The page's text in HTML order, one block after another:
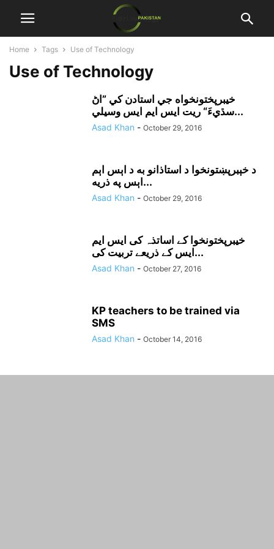
Home Tags Use of Technology
Use of Technology
خيبرپختونخواه جي استادن کي ”اڻ
سڌيءَ“ ريت ايس ايم ايس وسيلي...
Asad Khan - October 29, 2016
د خېبرپښتونخوا د استاذانو به د اېس اېم
اېس په ذريه...
Asad Khan - October 29, 2016
خیبرپختونخوا کے اساتذہ کی ایس ایم
ایس کے ذریعے تربیت کی...
Asad Khan - October 27, 2016
KP teachers to be trained via
SMS
Asad Khan - October 14, 2016